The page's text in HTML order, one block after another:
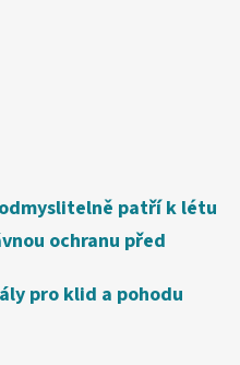
patří k létu
ochranu před
pro klid a pohodu